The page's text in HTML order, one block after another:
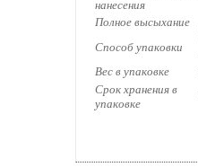
нанесения
Полное высыхание
Способ упаковки
Вес в упаковке
Срок хранения в
упаковке